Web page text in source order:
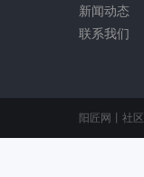
新闻动态
联系我们
阳匠网丨社区